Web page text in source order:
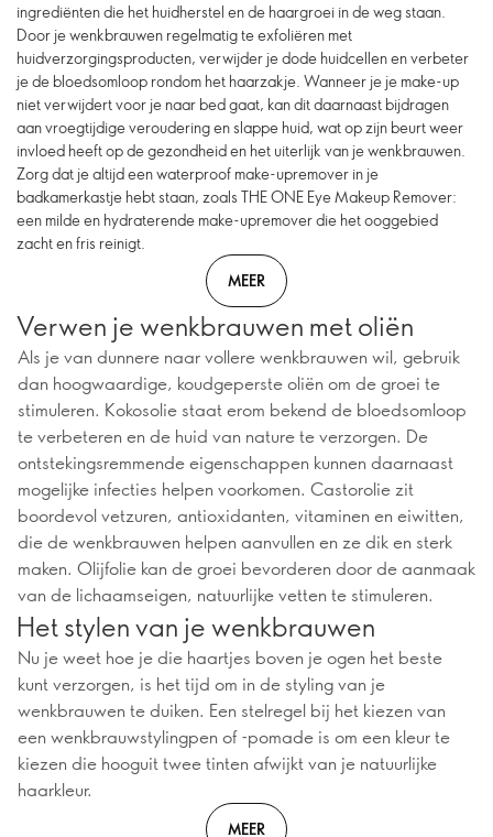
ingrediënten die het huidherstel en de haargroei in de weg staan.
Door je wenkbrauwen regelmatig te exfoliëren met
huidverzorgingsproducten, verwijder je dode huidcellen en verbeter
je de bloedsomloop rondom het haarzakje. Wanneer je je make-up
niet verwijdert voor je naar bed gaat, kan dit daarnaast bijdragen
aan vroegtijdige veroudering en slappe huid, wat op zijn beurt weer
invloed heeft op de gezondheid en het uiterlijk van je wenkbrauwen.
Zorg dat je altijd een waterproof make-upremover in je
badkamerkastje hebt staan, zoals THE ONE Eye Makeup Remover:
een milde en hydraterende make-upremover die het ooggebied
zacht en fris reinigt.
MEER
Verwen je wenkbrauwen met oliën
Als je van dunnere naar vollere wenkbrauwen wil, gebruik
dan hoogwaardige, koudgeperste oliën om de groei te
stimuleren. Kokosolie staat erom bekend de bloedsomloop
te verbeteren en de huid van nature te verzorgen. De
ontstekingsremmende eigenschappen kunnen daarnaast
mogelijke infecties helpen voorkomen. Castorolie zit
boordevol vetzuren, antioxidanten, vitaminen en eiwitten,
die de wenkbrauwen helpen aanvullen en ze dik en sterk
maken. Olijfolie kan de groei bevorderen door de aanmaak
van de lichaamseigen, natuurlijke vetten te stimuleren.
Het stylen van je wenkbrauwen
Nu je weet hoe je die haartjes boven je ogen het beste
kunt verzorgen, is het tijd om in de styling van je
wenkbrauwen te duiken. Een stelregel bij het kiezen van
een wenkbrauwstylingpen of -pomade is om een kleur te
kiezen die hooguit twee tinten afwijkt van je natuurlijke
haarkleur.
MEER